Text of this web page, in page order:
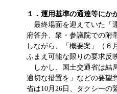
１．運用基準の通達等にか
最終場面を迎えていた「
府答弁、衆・参議院での附
しながら、「概要案」（６
ふまえ可能な限りの要求反
しかし、国土交通省は結
適切な措置を」などの要望
省は10月26日、タクシーの